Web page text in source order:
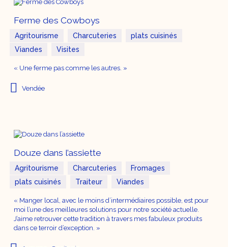
Ferme des Cowboys
Agritourisme Charcuteries
plats cuisinés
Viandes
Visites
« Une ferme pas comme les autres. »
Vendée
Douze dans l’assiette
Agritourisme Charcuteries
Fromages
plats cuisinés
Traiteur Viandes
« Manger local, avec le moins d’intermédiaires possible, est pour
moi l’une des meilleures solutions pour notre société actuelle.
J’aime retrouver cette tradition à travers mes fabuleux produits
dans ce terroir d’exception. »